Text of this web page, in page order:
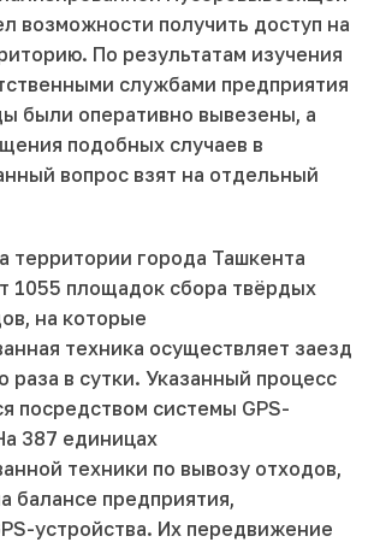
возможности получить доступ на
По результатам изучения
службами предприятия
были оперативно вывезены, а
подобных случаев в
вопрос взят на отдельный
территории города Ташкента
1055 площадок сбора твёрдых
на которые
техника осуществляет заезд
раза в сутки. Указанный процесс
посредством системы GPS-
387 единицах
техники по вывозу отходов,
балансе предприятия,
устройства. Их передвижение